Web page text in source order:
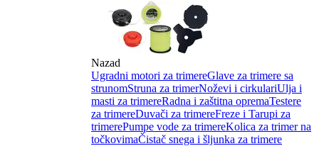
Nazad
Ugradni motori za trimereGlave za trimere sa
strunomStruna za trimerNoževi i cirkulariUlja i
masti za trimereRadna i zaštitna opremaTestere
za trimereDuvači za trimereFreze i Tarupi za
trimerePumpe vode za trimereKolica za trimer na
točkovimaČistač snega i šljunka za trimere